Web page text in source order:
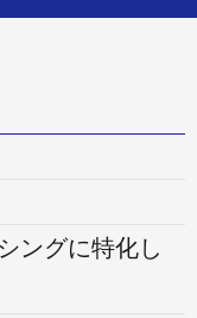
ングに特化し